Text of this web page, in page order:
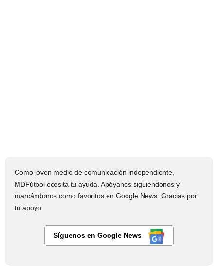
Como joven medio de comunicación independiente,
MDFútbol ecesita tu ayuda. Apóyanos siguiéndonos y
marcándonos como favoritos en Google News. Gracias por
tu apoyo.
Síguenos en Google News